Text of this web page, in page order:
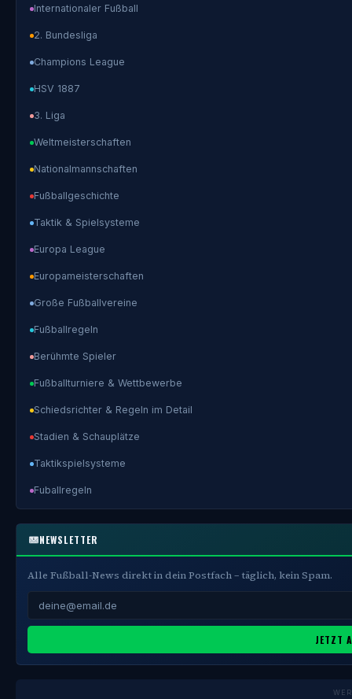
Internationaler Fußball
2. Bundesliga
Champions League
HSV 1887
3. Liga
Weltmeisterschaften
Nationalmannschaften
Fußballgeschichte
Taktik & Spielsysteme
Europa League
Europameisterschaften
Große Fußballvereine
Fußballregeln
Berühmte Spieler
Fußballturniere & Wettbewerbe
Schiedsrichter & Regeln im Detail
Stadien & Schauplätze
Taktikspielsysteme
Fuballregeln
NEWSLETTER
Alle Fußball-News direkt in dein Postfach – täglich, kein Spam.
JETZT